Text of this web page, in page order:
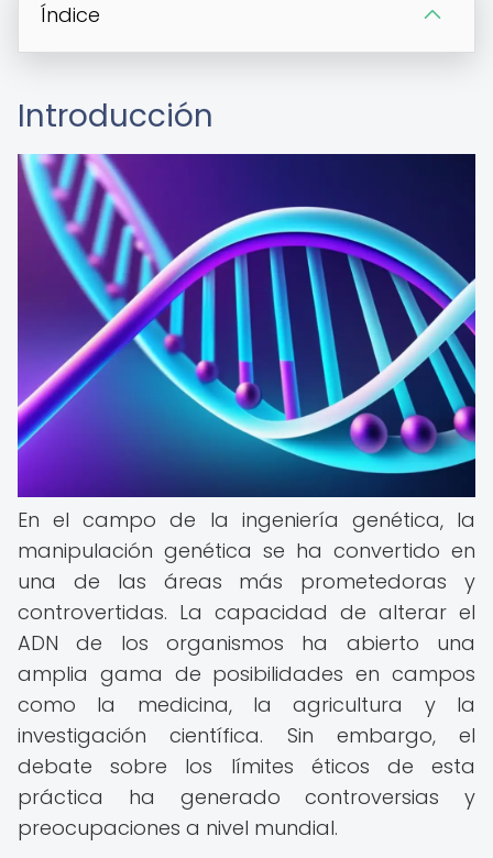
Índice
Introducción
En el campo de la ingeniería genética, la
manipulación genética se ha convertido en
una de las áreas más prometedoras y
controvertidas. La capacidad de alterar el
ADN de los organismos ha abierto una
amplia gama de posibilidades en campos
como la medicina, la agricultura y la
investigación científica. Sin embargo, el
debate sobre los límites éticos de esta
práctica ha generado controversias y
preocupaciones a nivel mundial.